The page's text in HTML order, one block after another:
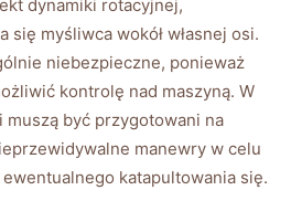
dynamiki rotacyjnej,
się myśliwca wokół własnej osi.
niebezpieczne, ponieważ
kontrolę nad maszyną. W
być przygotowani na
manewry w celu
katapultowania się.